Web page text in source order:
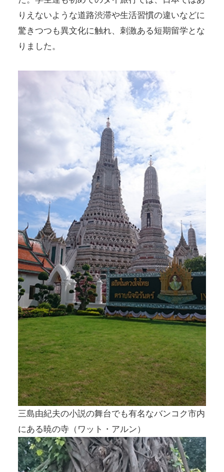
りえないような道路渋滞や生活習慣の違いなどに
驚きつつも異文化に触れ、刺激ある短期留学とな
りました。
三島由紀夫の小説の舞台でも有名なバンコク市内
にある暁の寺（ワット・アルン）